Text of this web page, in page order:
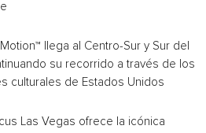
llega al Centro-Sur y Sur del
su recorrido a través de los
culturales de Estados Unidos
Las Vegas ofrece la icónica